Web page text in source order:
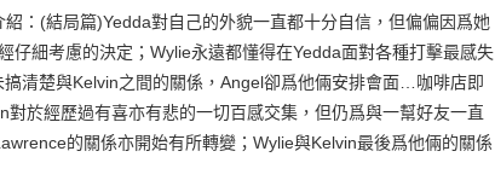
：(結局篇)Yedda對自己的外貌一直都十分自信，但偏偏因爲她
仔細考慮的決定；Wylie永遠都懂得在Yedda面對各種打擊最感失
清楚與Kelvin之間的關係，Angel卻爲他倆安排會面…咖啡店即
於經歷過有喜亦有悲的一切百感交集，但仍爲與一幫好友一直
的關係亦開始有所轉變；Wylie與Kelvin最後爲他倆的關係